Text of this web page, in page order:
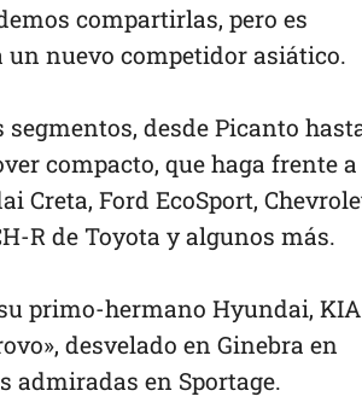
compartirlas, pero es
un nuevo competidor asiático.
desde Picanto
compacto, que haga frente a
Creta, Ford EcoSport,
R de Toyota y algunos más.
primo-hermano Hyundai, KIA
desvelado en Ginebra en
admiradas en Sportage.